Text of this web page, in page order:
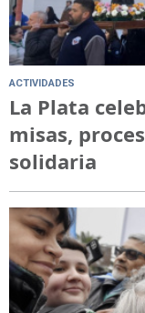
ACTIVIDADES
La Plata
misas,
solidaria